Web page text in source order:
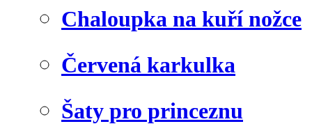
Chaloupka na kuří nožce
Červená karkulka
Šaty pro princeznu